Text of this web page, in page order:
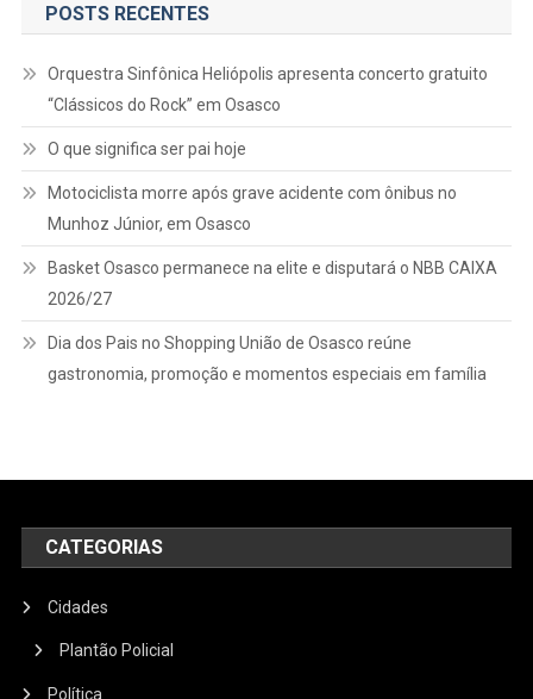
POSTS RECENTES
Orquestra Sinfônica Heliópolis apresenta concerto gratuito
“Clássicos do Rock” em Osasco
O que significa ser pai hoje
Motociclista morre após grave acidente com ônibus no
Munhoz Júnior, em Osasco
Basket Osasco permanece na elite e disputará o NBB CAIXA
2026/27
Dia dos Pais no Shopping União de Osasco reúne
gastronomia, promoção e momentos especiais em família
CATEGORIAS
Cidades
Plantão Policial
Política